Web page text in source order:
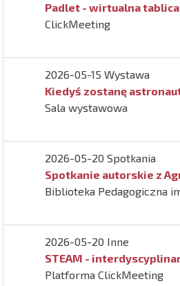
Padlet - wirtualna
ClickMeeting
2026-05-15 Wystawa
Kiedyś zostanę
Sala wystawowa
2026-05-20 Spotkania
Spotkanie autorskie z
Biblioteka Pedagogiczna
2026-05-20 Inne
STEAM -
Platforma ClickMeeting